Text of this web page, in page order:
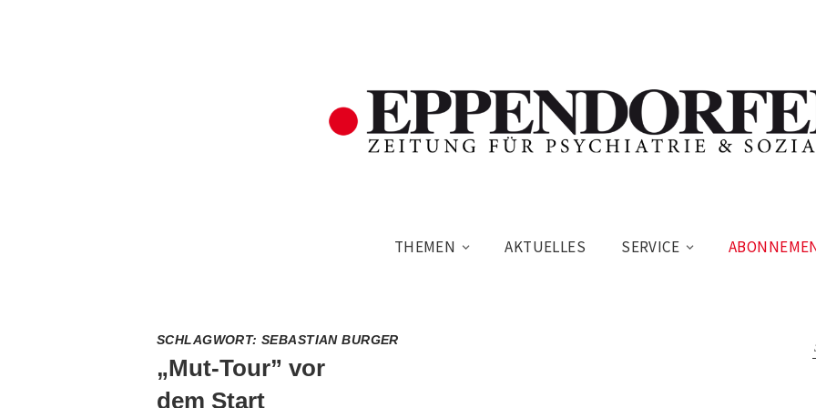
THEMEN AKTUELLES SERVICE
SCHLAGWORT:SEBASTIAN BURGER
„Mut-Tour” vor
dem Start